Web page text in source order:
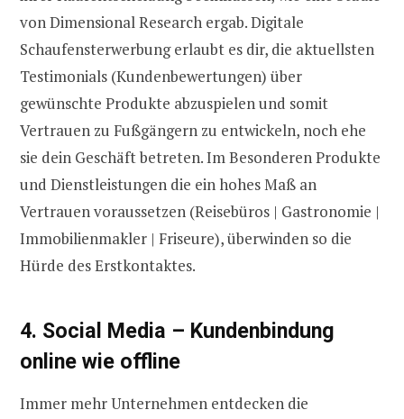
von Dimensional Research ergab. Digitale
Schaufensterwerbung erlaubt es dir, die aktuellsten
Testimonials (Kundenbewertungen) über
gewünschte Produkte abzuspielen und somit
Vertrauen zu Fußgängern zu entwickeln, noch ehe
sie dein Geschäft betreten. Im Besonderen Produkte
und Dienstleistungen die ein hohes Maß an
Vertrauen voraussetzen (Reisebüros | Gastronomie |
Immobilienmakler | Friseure), überwinden so die
Hürde des Erstkontaktes.
4. Social Media – Kundenbindung
online wie offline
Immer mehr Unternehmen entdecken die